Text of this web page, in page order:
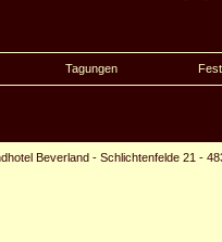
Tagungen
Beverland- Schlichtenfelde 21 -